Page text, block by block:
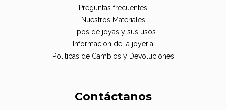
Preguntas frecuentes
Nuestros Materiales
Tipos de joyas y sus usos
Información de la joyería
Politicas de Cambios y Devoluciones
Contáctanos